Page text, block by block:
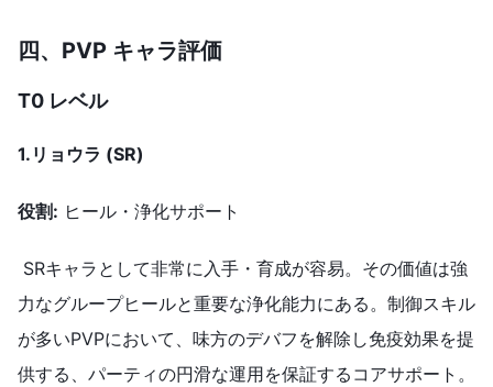
四、 PVP キャラ評価
T0 レベル
1. リョウラ (SR)
役割: ヒール・浄化サポート
SRキャラとして非常に入手・育成が容易。その価値は強
力なグループヒールと重要な浄化能力にある。制御スキル
が多いPVPにおいて、味方のデバフを解除し免疫効果を提
供する、パーティの円滑な運用を保証するコアサポート。